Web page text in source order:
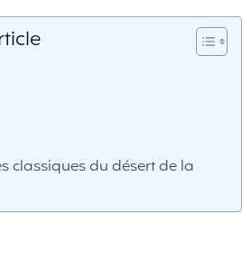
classiques du désert de la